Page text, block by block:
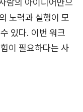
노력과 실행이 모
있다. 이번 워크
이 필요하다는 사